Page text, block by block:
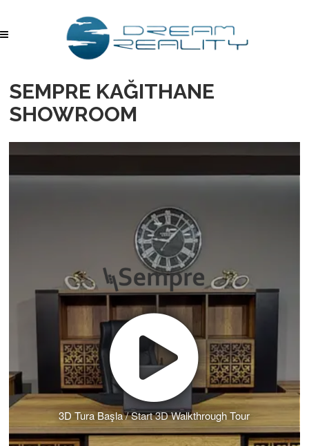
SEMPRE KAĞITHANE
SHOWROOM
3D Tura Başla / Start 3D Walkthrough Tour